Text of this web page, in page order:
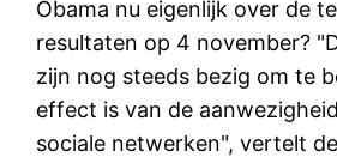
Obama nu eigenlijk over de
resultaten op 4 november?
zijn nog steeds bezig om te
effect is van de
sociale netwerken", vertelt